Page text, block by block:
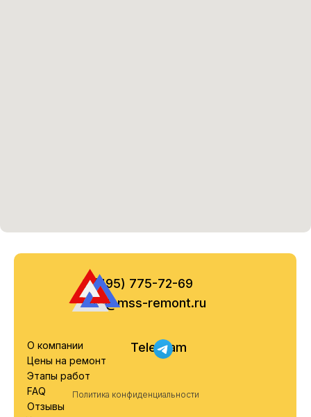
Telegram
8 (495) 775-72-69
info@mss-remont.ru
Политика конфиденциальности
Цены на ремонт
Этапы работ
FAQ
Отзывы
О компании